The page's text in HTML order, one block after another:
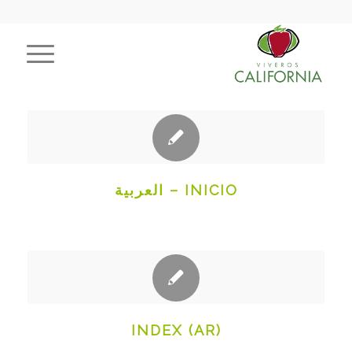
INICIO – العربية
INDEX (AR)